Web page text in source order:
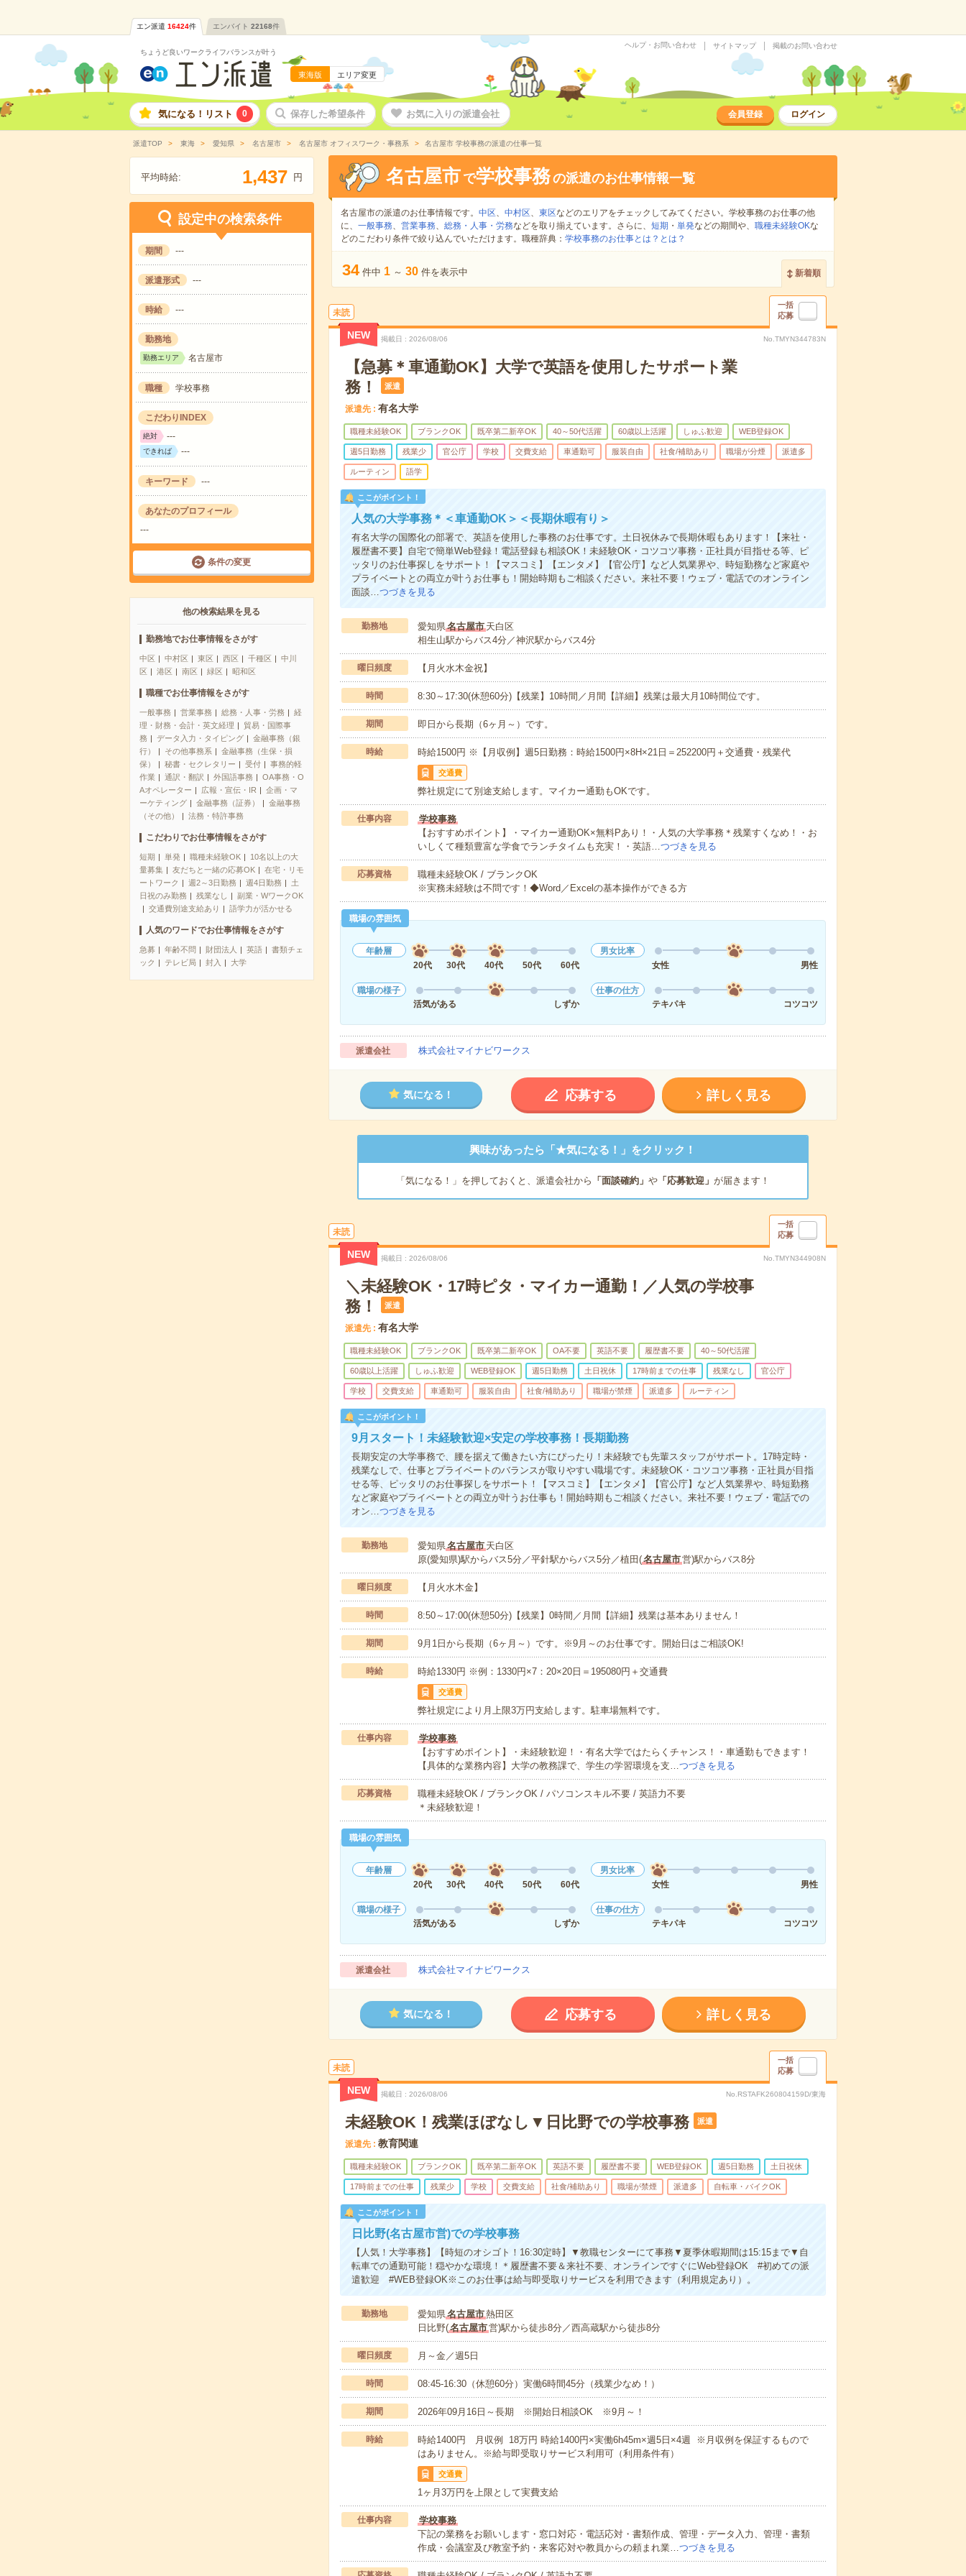
エン派遣 16424件 エンバイト 22168件
ちょうど良いワークライフバランスが叶う
東海版 エリア変更
ヘルプ・お問い合わせ サイトマップ 掲載のお問い合わせ
気になる！リスト 0 保存した希望条件 お気に入りの派遣会社 会員登録 ログイン
派遣TOP 東海 愛知県 名古屋市 名古屋市 オフィスワーク・事務系 名古屋市 学校事務の派遣の仕事一覧
平均時給: 1,437 円
設定中の検索条件
期間 ---
派遣形式 ---
時給 ---
勤務地
勤務エリア 名古屋市
職種 学校事務
こだわりINDEX
絶対 ---
できれば ---
キーワード ---
あなたのプロフィール
---
条件の変更
他の検索結果を見る
勤務地でお仕事情報をさがす
中区 中村区 東区 西区 千種区
中川
区
港区 南区 緑区 昭和区
職種でお仕事情報をさがす
一般事務 営業事務 総務・人事・労務
経
理・財務・会計・英文経理
貿易・国際事
務
データ入力・タイピング
金融事務（銀
行）
その他事務系
金融事務（生保・損
保）
秘書・セクレタリー 受付
事務的軽
作業
通訳・翻訳 外国語事務
OA事務・O
Aオペレーター
広報・宣伝・IR
企画・マ
ーケティング
金融事務（証券）
金融事務
（その他）
法務・特許事務
こだわりでお仕事情報をさがす
短期 単発 職種未経験OK
10名以上の大
量募集
友だちと一緒の応募OK
在宅・リモ
ートワーク
週2～3日勤務 週4日勤務
土
日祝のみ勤務
残業なし
副業・WワークOK
交通費別途支給あり
語学力が活かせる
人気のワードでお仕事情報をさがす
急募 年齢不問 財団法人 英語
書類チェ
ック
テレビ局 封入 大学
名古屋市 で学校事務の派遣のお仕事情報一覧
名古屋市の派遣のお仕事情報です。 中区、 中村区、 東区などのエリアをチェックしてみてください。学校事務のお仕事の他
に、 一般事務、 営業事務、 総務・人事・労務などを取り揃えています。さらに、 短期 ・ 単発などの期間や、 職種未経験OKな
どのこだわり条件で絞り込んでいただけます。職種辞典： 学校事務のお仕事とは？とは？
34 件中 1 ～ 30 件を表示中 新着順
未読
一括
応募
NEW 掲載日 2026/08/06 No.TMYN344783N
【急募＊車通勤OK】大学で英語を使用したサポート業
務！
派遣
派遣先 有名大学
職種未経験OK ブランクOK 既卒第二新卒OK 40～50代活躍 60歳以上活躍 しゅふ歓迎 WEB登録OK
週5日勤務 残業少 官公庁 学校 交費支給 車通勤可 服装自由 社食/補助あり 職場が分煙 派遣多
ルーティン 語学
ここがポイント！
人気の大学事務＊＜車通勤OK＞＜長期休暇有り＞
有名大学の国際化の部署で、英語を使用した事務のお仕事です。土日祝休みで長期休暇もあります！【来社・
履歴書不要】自宅で簡単Web登録！電話登録も相談OK！未経験OK・コツコツ事務・正社員が目指せる等、ピ
ッタリのお仕事探しをサポート！【マスコミ】【エンタメ】【官公庁】など人気業界や、時短勤務など家庭や
プライベートとの両立が叶うお仕事も！開始時期もご相談ください。来社不要！ウェブ・電話でのオンライン
面談…つづきを見る
勤務地 愛知県名古屋市天白区
相生山駅からバス4分／神沢駅からバス4分
曜日頻度 【月火水木金祝】
時間 8:30～17:30(休憩60分)【残業】10時間／月間【詳細】残業は最大月10時間位です。
期間 即日から長期（6ヶ月～）です。
時給 時給1500円 ※【月収例】週5日勤務：時給1500円×8H×21日＝252200円＋交通費・残業代
交通費
弊社規定にて別途支給します。マイカー通勤もOKです。
仕事内容
学校事務
【おすすめポイント】・マイカー通勤OK×無料Pあり！・人気の大学事務＊残業すくなめ！・お
いしくて種類豊富な学食でランチタイムも充実！・英語…つづきを見る
応募資格
職種未経験OK / ブランクOK
※実務未経験は不問です！◆Word／Excelの基本操作ができる方
職場の雰囲気
年齢層
20代
30代 40代 50代 60代
男女比率
女性
男性
職場の様子
活気がある
しずか
仕事の仕方
テキパキ
コツコツ
派遣会社 株式会社マイナビワークス
気になる！ 応募する 詳しく見る
興味があったら「★気になる！」をクリック！
「気になる！」を押しておくと、派遣会社から 「面談確約」 や「応募歓迎」 が届きます！
未読
一括
応募
NEW 掲載日 2026/08/06 No.TMYN344908N
＼未経験OK・17時ピタ・マイカー通勤！／人気の学校事
務！
派遣
派遣先 有名大学
職種未経験OK ブランクOK 既卒第二新卒OK OA不要 英語不要 履歴書不要 40～50代活躍
60歳以上活躍 しゅふ歓迎 WEB登録OK 週5日勤務 土日祝休 17時前までの仕事 残業なし 官公庁
学校 交費支給 車通勤可 服装自由 社食/補助あり 職場が禁煙 派遣多 ルーティン
ここがポイント！
9月スタート！未経験歓迎×安定の学校事務！長期勤務
長期安定の大学事務で、腰を据えて働きたい方にぴったり！未経験でも先輩スタッフがサポート。17時定時・
残業なしで、仕事とプライベートのバランスが取りやすい職場です。未経験OK・コツコツ事務・正社員が目指
せる等、ピッタリのお仕事探しをサポート！【マスコミ】【エンタメ】【官公庁】など人気業界や、時短勤務
など家庭やプライベートとの両立が叶うお仕事も！開始時期もご相談ください。来社不要！ウェブ・電話での
オン…つづきを見る
勤務地 愛知県名古屋市天白区
原(愛知県)駅からバス5分／平針駅からバス5分／植田(名古屋市営)駅からバス8分
曜日頻度 【月火水木金】
時間 8:50～17:00(休憩50分)【残業】0時間／月間【詳細】残業は基本ありません！
期間 9月1日から長期（6ヶ月～）です。※9月～のお仕事です。開始日はご相談OK!
時給 時給1330円 ※例：1330円×7：20×20日＝195080円＋交通費
交通費
弊社規定により月上限3万円支給します。駐車場無料です。
仕事内容
学校事務
【おすすめポイント】・未経験歓迎！・有名大学ではたらくチャンス！・車通勤もできます！
【具体的な業務内容】大学の教務課で、学生の学習環境を支…つづきを見る
応募資格
職種未経験OK / ブランクOK / パソコンスキル不要 / 英語力不要
＊未経験歓迎！
職場の雰囲気
年齢層
20代
30代 40代 50代 60代
男女比率
女性
男性
職場の様子
活気がある
しずか
仕事の仕方
テキパキ
コツコツ
派遣会社 株式会社マイナビワークス
気になる！ 応募する 詳しく見る
未読
一括
応募
NEW 掲載日 2026/08/06 No.RSTAFK260804159D/東海
未経験OK！残業ほぼなし▼日比野での学校事務 派遣
派遣先 教育関連
職種未経験OK ブランクOK 既卒第二新卒OK 英語不要 履歴書不要 WEB登録OK 週5日勤務 土日祝休
17時前までの仕事 残業少 学校 交費支給 社食/補助あり 職場が禁煙 派遣多 自転車・バイクOK
ここがポイント！
日比野(名古屋市営)での学校事務
【人気！大学事務】【時短のオシゴト！16:30定時】▼教職センターにて事務▼夏季休暇期間は15:15まで▼自
転車での通勤可能！穏やかな環境！＊履歴書不要＆来社不要、オンラインですぐにWeb登録OK #初めての派
遣歓迎 #WEB登録OK※このお仕事は給与即受取りサービスを利用できます（利用規定あり）。
勤務地 愛知県名古屋市熱田区
日比野(名古屋市営)駅から徒歩8分／西高蔵駅から徒歩8分
曜日頻度 月～金／週5日
時間 08:45-16:30（休憩60分）実働6時間45分（残業少なめ！）
期間 2026年09月16日～長期 ※開始日相談OK ※9月～！
時給
時給1400円 月収例 18万円 時給1400円×実働6h45m×週5日×4週 ※月収例を保証するもので
はありません。※給与即受取りサービス利用可（利用条件有）
交通費
1ヶ月3万円を上限として実費支給
仕事内容
学校事務
下記の業務をお願いします・窓口対応・電話応対・書類作成、管理・データ入力、管理・書類
作成・会議室及び教室予約・来客応対や教員からの頼まれ業…つづきを見る